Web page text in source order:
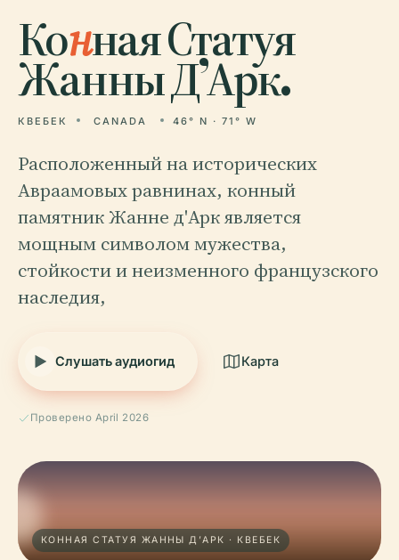
Конная Статуя
Жанны Д’Арк.
КВЕБЕК CANADA 46° N · 71° W
Расположенный на исторических
Авраамовых равнинах, конный
памятник Жанне д'Арк является
мощным символом мужества,
стойкости и неизменного французского
наследия,
Слушать аудиогид Карта
Проверено April 2026
КОННАЯ СТАТУЯ ЖАННЫ Д’АРК · КВЕБЕК